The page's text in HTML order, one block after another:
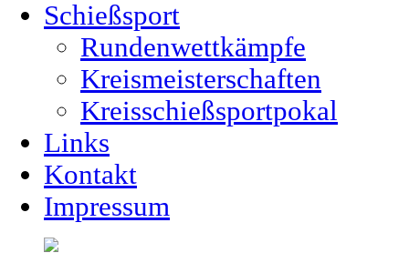
Schießsport
Rundenwettkämpfe
Kreismeisterschaften
Kreisschießsportpokal
Links
Kontakt
Impressum